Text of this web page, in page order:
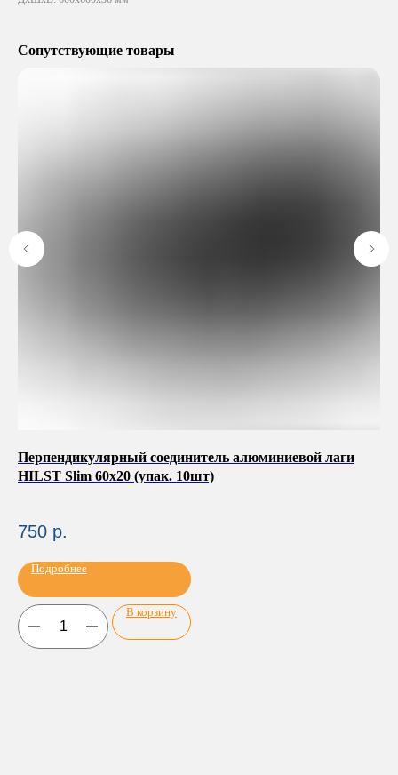
Сопутствующие товары
Перпендикулярный соединитель алюминиевой лаги
HILST Slim 60х20 (упак. 10шт)
750 р.
Подробнее
В корзину